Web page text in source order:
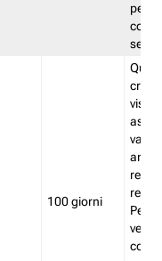
100 giorni